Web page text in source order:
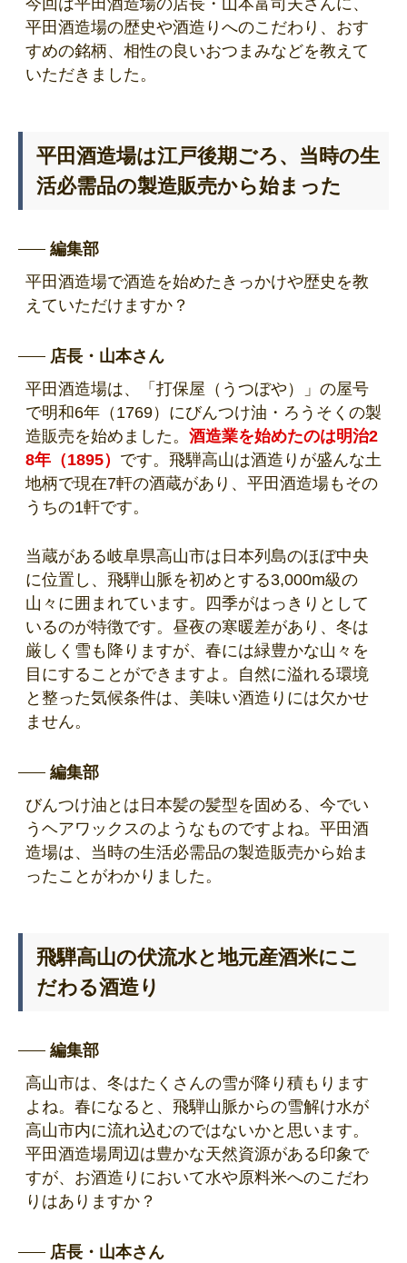
今回は平田酒造場の店長・山本富司夫さんに、
平田酒造場の歴史や酒造りへのこだわり、おす
すめの銘柄、相性の良いおつまみなどを教えて
いただきました。
平田酒造場は江戸後期 ごろ、当時の生
活必需品の製造販売から始まった
編集部
平田酒造場で酒造を始めたきっかけや歴史を教
えていただけますか？
店長・山本さん
平田酒造場は、「打保屋（うつぼや）」の屋号
で明和6年（1769）にびんつけ油・ろうそくの製
造販売を始めました。 酒造業を始めたのは明治2
8年（1895） です。飛騨高山は酒造りが盛んな土
地柄で現在7軒の酒蔵があり、平田酒造場もその
うちの1軒です。
当蔵がある岐阜県高山市は日本列島のほぼ中央
に位置し、飛騨山脈を初めとする3,000m級の
山々に囲まれています。四季がはっきりとして
いるのが特徴です。昼夜の寒暖差があり、冬は
厳しく雪も降りますが、春には緑豊かな山々を
目にすることができますよ。自然に溢れる環境
と整った気候条件は、美味い酒造りには欠かせ
ません。
編集部
びんつけ油とは日本髪の髪型を固める、今でい
うヘアワックスのようなものですよね。平田酒
造場は、当時の生活必需品の製造販売から始ま
ったことがわかりました。
飛騨高山の伏流水と地元産酒米にこ
だわる酒造り
編集部
高山市は、冬はたくさんの雪が降り積もります
よね。春になると、飛騨山脈からの雪解け水が
高山市内に流れ込むのではないかと思います。
平田酒造場周辺は豊かな天然資源がある印象で
すが、お酒造りにおいて水や原料米へのこだわ
りはありますか？
店長・山本さん